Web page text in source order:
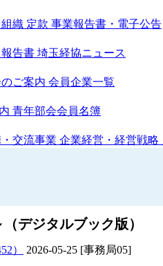
組織 定款 事業報告書・電子公告
告書 埼玉経協ニュース
のご案内 会員企業一覧
青年部会会員名簿
交流事業 企業経営・経営戦略
デジタルブック版）
） 2026-05-25 [事務局05]